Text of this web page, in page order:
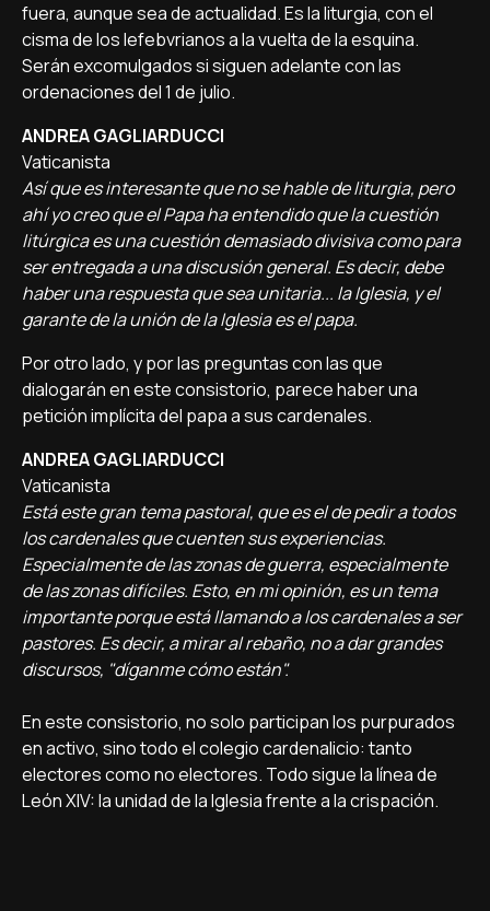
fuera, aunque sea de actualidad. Es la liturgia, con el
cisma de los lefebvrianos a la vuelta de la esquina.
Serán excomulgados si siguen adelante con las
ordenaciones del 1 de julio.
ANDREA GAGLIARDUCCI
Vaticanista
Así que es interesante que no se hable de liturgia, pero
ahí yo creo que el Papa ha entendido que la cuestión
litúrgica es una cuestión demasiado divisiva como para
ser entregada a una discusión general. Es decir, debe
haber una respuesta que sea unitaria... la Iglesia, y el
garante de la unión de la Iglesia es el papa.
Por otro lado, y por las preguntas con las que
dialogarán en este consistorio, parece haber una
petición implícita del papa a sus cardenales.
ANDREA GAGLIARDUCCI
Vaticanista
Está este gran tema pastoral, que es el de pedir a todos
los cardenales que cuenten sus experiencias.
Especialmente de las zonas de guerra, especialmente
de las zonas difíciles. Esto, en mi opinión, es un tema
importante porque está llamando a los cardenales a ser
pastores. Es decir, a mirar al rebaño, no a dar grandes
discursos, "díganme cómo están".
En este consistorio, no solo participan los purpurados
en activo, sino todo el colegio cardenalicio: tanto
electores como no electores. Todo sigue la línea de
León XIV: la unidad de la Iglesia frente a la crispación.